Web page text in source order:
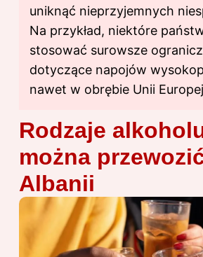
uniknąć nieprzyjemnych
Na przykład, niektóre
stosować surowsze
dotyczące napojów
nawet w obrębie Unii
Rodzaje
można
Albanii